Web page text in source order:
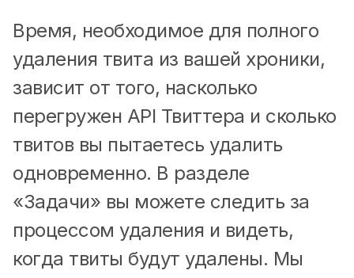
Время, необходимое для полного
удаления твита из вашей хроники,
зависит от того, насколько
перегружен API Твиттера и сколько
твитов вы пытаетесь удалить
одновременно. В разделе
«Задачи» вы можете следить за
процессом удаления и видеть,
когда твиты будут удалены. Мы